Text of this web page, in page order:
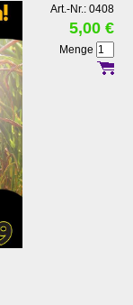
Art.-Nr.: 0408
5,00 €
Menge